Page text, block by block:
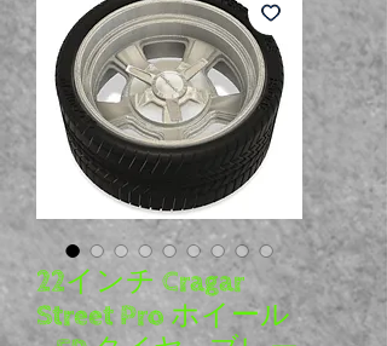
22インチ Cragar
Street Pro ホイール